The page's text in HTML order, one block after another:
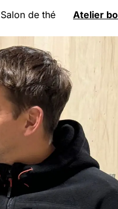
Salon de thé
Présentation
Carte
Horaires
Bons cadeaux
Évènements
Accès
Réserver
Atelier
Devis
Accès